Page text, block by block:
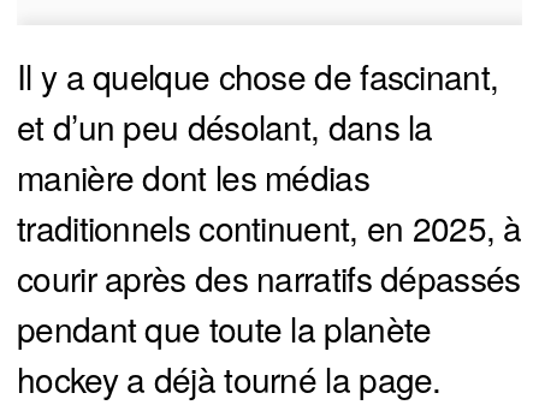
Il y a quelque chose de fascinant,
et d’un peu désolant, dans la
manière dont les médias
traditionnels continuent, en 2025, à
courir après des narratifs dépassés
pendant que toute la planète
hockey a déjà tourné la page.